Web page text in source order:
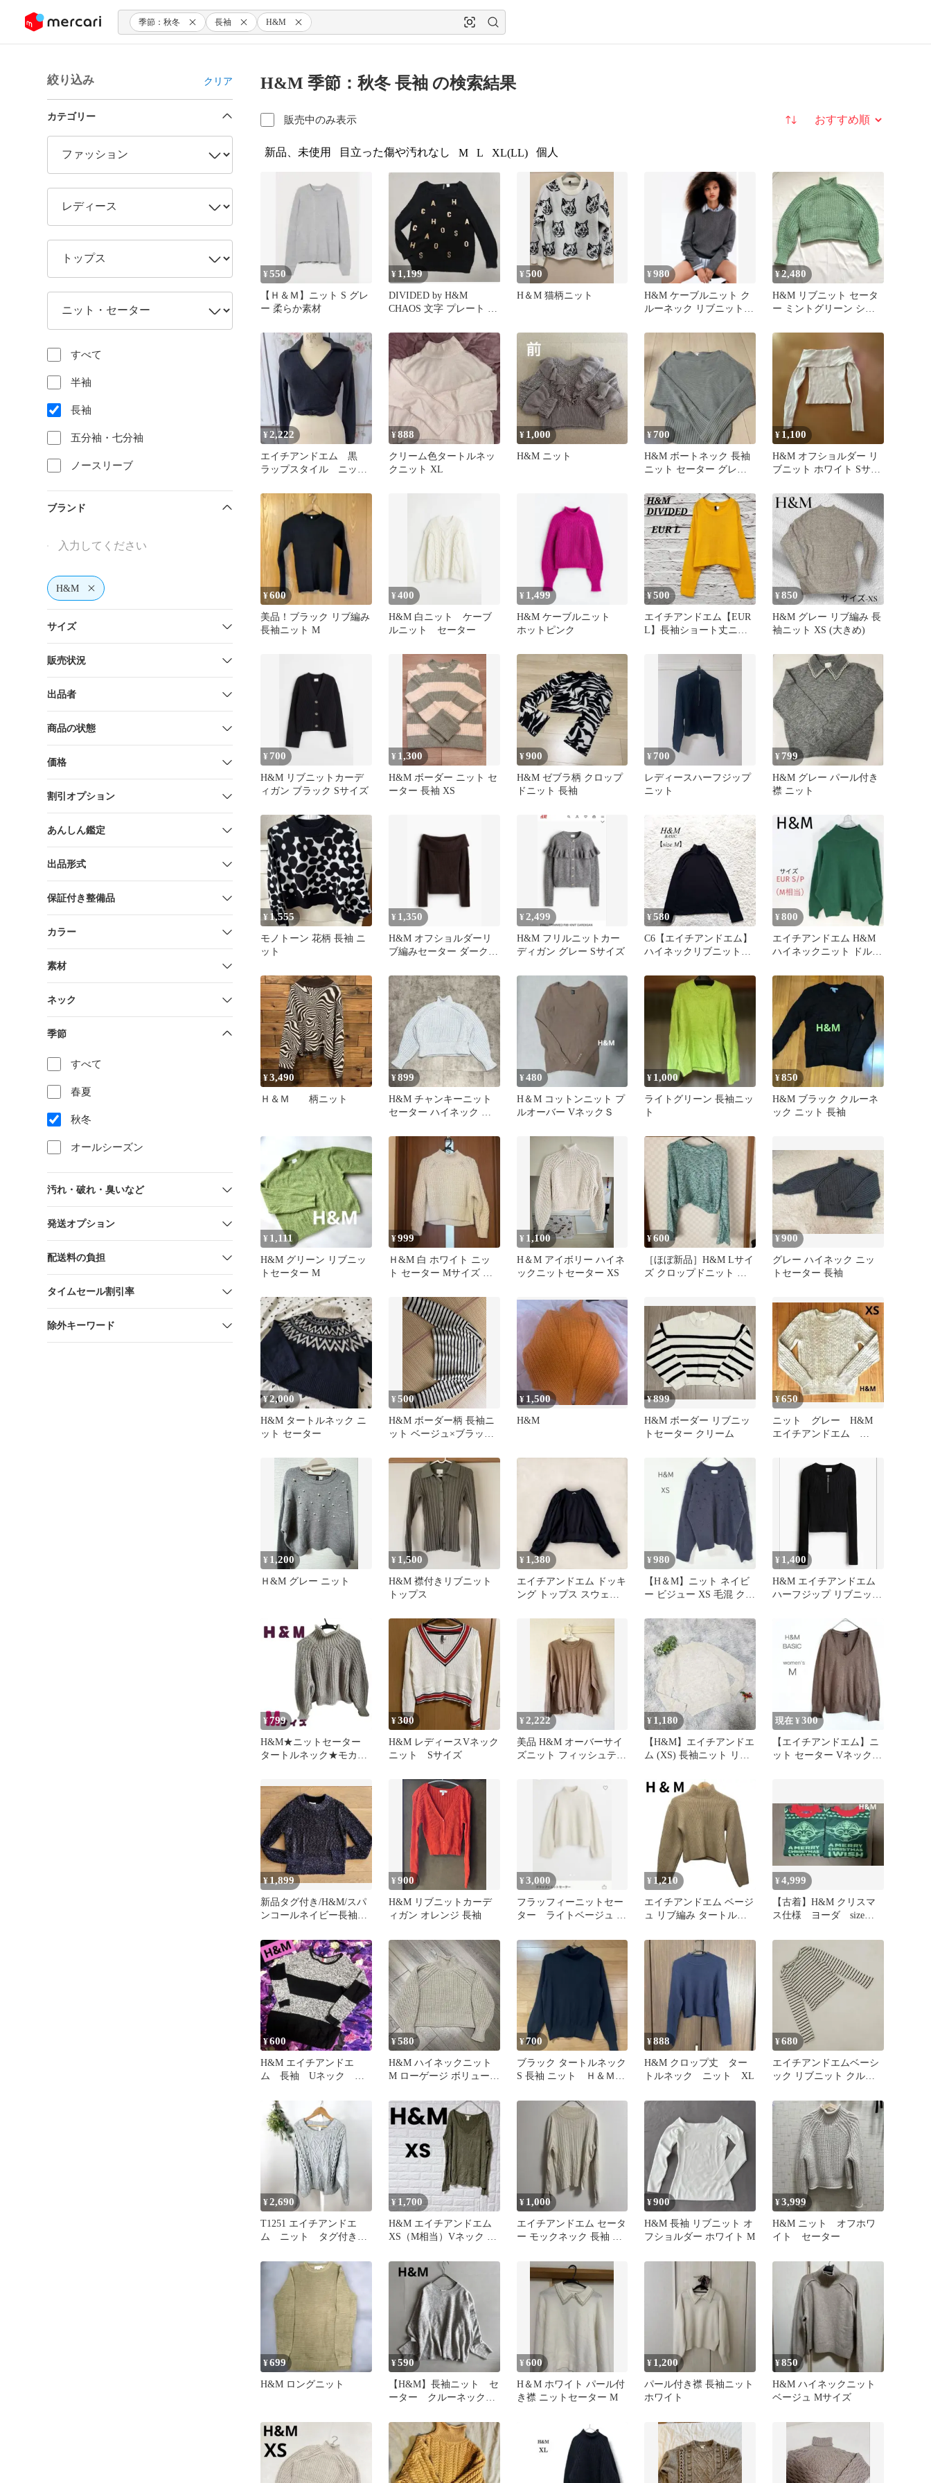
ツにスキップ 季節：秋冬 長袖 H&M
絞り込み クリア
カテゴリー
すべて
半袖
長袖
五分袖・七分袖
ノースリーブ
ブランド
H&M
サイズ
販売状況
出品者
商品の状態
価格
割引オプション
あんしん鑑定
出品形式
保証付き整備品
カラー
素材
ネック
季節
すべて
春夏
秋冬
オールシーズン
汚れ・破れ・臭いなど
発送オプション
配送料の負担
タイムセール割引率
除外キーワード
H&M 季節：秋冬 長袖 の検索結果
販売中のみ表示 並び替え
新品、未使用 目立った傷や汚れなし M L XL(LL) 個人
¥550
【Ｈ＆Ｍ】ニット S グレ
ー 柔らか素材
¥ 1,199
DIVIDED by H&M
CHAOS 文字 プレート ニ
¥500
H＆M 猫柄ニット
¥980
H&M ケーブルニット ク
ルーネック リブニット
ル
¥2,480
H&M リブニット セータ
ー ミントグリーン ショ
¥2,222
エイチアンドエム 黒
ラップスタイル ニッ
紐、襟つき М
¥888
クリーム色タートルネッ
クニット XL
¥ 1,000
H&M ニット
¥ 700
H&M ボートネック 長袖
ニット セーター グレー
¥ 1,100
H&M オフショルダー リ
ブニット ホワイト Sサイ
¥600
美品！ブラック リブ編み
長袖ニット M
¥400
H&M 白ニット ケーブ
ルニット セーター
¥ 1,499
H&M ケーブルニット
ホットピンク
¥500
エイチアンドエム【EUR
L】長袖ショート丈ニッ
エロー
¥850
H&M グレー リブ編み 長
袖ニット XS (大きめ)
¥ 700
H&M リブニットカーデ
ィガン ブラック Sサイズ
¥ 1,300
H&M ボーダー ニット セ
ーター 長袖 XS
¥900
H&M ゼブラ柄 クロップ
ドニット 長袖
¥ 700
レディースハーフジップ
ニット
¥ 799
H&M グレー パール付き
襟 ニット
¥ 1,555
モノトーン 花柄 長袖 ニ
ット
¥ 1,350
H&M オフショルダーリ
ブ編みセーター ダークブ
¥ 2,499
H&M フリルニットカー
ディガン グレー Sサイズ
¥580
C6【エイチアンドエム】
ハイネックリブニット
無地
¥800
エイチアンドエム H&M
ハイネックニット ドルマ
¥3,490
Ｈ＆Ｍ 柄ニット
¥899
H&M チャンキーニット
セーター ハイネック ブ
¥480
H＆М コットンニット プ
ルオーバー VネックＳ
¥ 1,000
ライトグリーン 長袖ニッ
ト
¥850
H&M ブラック クルーネ
ック ニット 長袖
¥ 1,111
H&M グリーン リブニッ
トセーター M
¥999
Ｈ&M 白 ホワイト ニッ
ト セーター Mサイズ シ
¥ 1,100
H＆M アイボリー ハイネ
ックニットセーター XS
¥600
［ほぼ新品］H&M Lサイ
ズ クロップドニット 緑
¥900
グレー ハイネック ニッ
トセーター 長袖
¥2,000
H&M タートルネック ニ
ット セーター
¥500
H&M ボーダー柄 長袖ニ
ット ベージュ×ブラック
¥ 1,500
H&M
¥899
H&M ボーダー リブニッ
トセーター クリーム
¥650
ニット グレー H&M
エイチアンドエム
匿名配送
¥ 1,200
Ｈ&M グレー ニット
¥ 1,500
H&M 襟付きリブニット
トップス
¥ 1,380
エイチアンドエム ドッキ
ング トップス スウェッ
¥980
【H＆M】ニット ネイビ
ー ビジュー XS 毛混 クル
冬
¥ 1,400
H&M エイチアンドエム
ハーフジップ リブニット
¥799
H&M★ニットセーター
タートルネック★モカブ
¥300
H&M レディースVネック
ニット Sサイズ
¥ 2,222
美品 H&M オーバーサイ
ズニット フィッシュテー
¥ 1,180
【H&M】エイチアンドエ
ム (XS) 長袖ニット リブ
系
現在 ¥300
【エイチアンドエム】ニ
ット セーター Vネック
¥1,899
新品タグ付き/H&M/スパ
ンコールネイビー長袖ニ
¥900
H&M リブニットカーデ
ィガン オレンジ 長袖
¥3,000
フラッフィーニットセー
ター ライトベージュ タ
¥ 1,210
エイチアンドエム ベージ
ュ リブ編み タートルネ
ド丈 M
¥4,999
【古着】H&M クリスマ
ス仕様 ヨーダ size
¥600
H&M エイチアンドエ
ム 長袖 Uネック ニ
y2k
¥580
H&M ハイネックニット
M ローゲージ ボリューム
¥700
ブラック タートルネック
S 長袖 ニット Ｈ＆Ｍ
¥888
H&M クロップ丈 ター
トルネック ニット XL
¥680
エイチアンドエムベーシ
ック リブニット クルー
マリン
¥2,690
T1251 エイチアンドエ
ム ニット タグ付き
袖 セール
¥1,700
H&M エイチアンドエム
XS（M相当）Vネック ニ
¥ 1,000
エイチアンドエム セータ
ー モックネック 長袖 リ
¥900
H&M 長袖 リブニット オ
フショルダー ホワイト M
¥3,999
H&M ニット オフホワ
イト セーター
¥699
H&M ロングニット
¥590
【H&M】長袖ニット セ
ーター クルーネック
ンプル（M）
¥600
H＆M ホワイト パール付
き襟 ニットセーター M
¥ 1,200
パール付き襟 長袖ニット
ホワイト
¥850
H&M ハイネックニット
ベージュ Mサイズ